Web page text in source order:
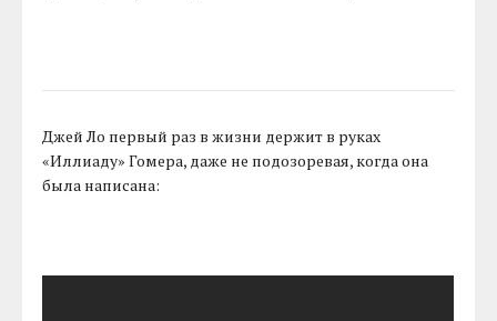
Джей Ло первый раз в жизни держит в руках
«Иллиаду» Гомера, даже не подозоревая, когда она
была написана: